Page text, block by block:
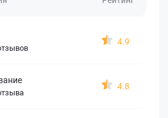
4.9
4.8